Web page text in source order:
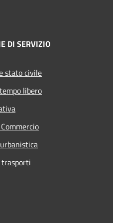
DI SERVIZIO
stato civile
libero